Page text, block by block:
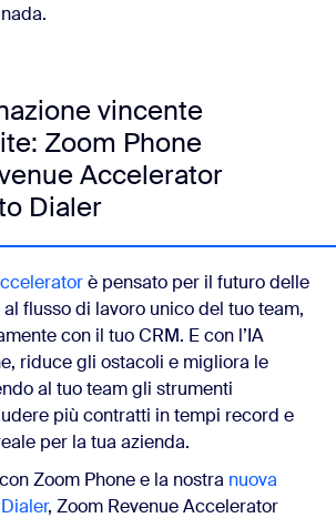
vincente
Zoom Phone
Accelerator
Dialer
è pensato per il futuro delle
flusso di lavoro unico del tuo team,
con il tuo CRM. E con l’IA
riduce gli ostacoli e migliora le
al tuo team gli strumenti
più contratti in tempi record e
per la tua azienda.
Zoom Phone e la nostra nuova
, Zoom Revenue Accelerator